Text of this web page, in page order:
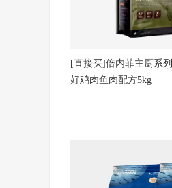
[直接买]倍内菲主厨系
好鸡肉鱼肉配方5kg